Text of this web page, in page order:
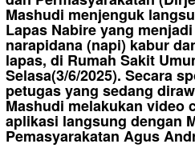
Mashudi menjenguk
Lapas Nabire yang
narapidana (napi) kabur
lapas, di Rumah Sakit
Selasa(3/6/2025). Secara
petugas yang sedang
Mashudi melakukan video
aplikasi langsung dengan
Pemasyarakatan Agus